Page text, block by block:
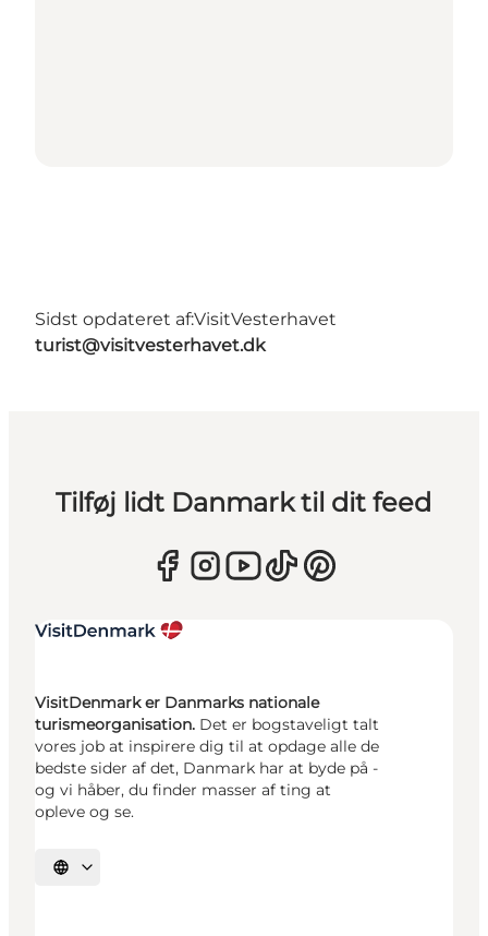
Sidst opdateret af:VisitVesterhavet
turist@visitvesterhavet.dk
Tilføj lidt Danmark til dit feed
VisitDenmark er Danmarks nationale
turismeorganisation. Det er bogstaveligt talt
vores job at inspirere dig til at opdage alle de
bedste sider af det, Danmark har at byde på -
og vi håber, du finder masser af ting at
opleve og se.
Vælg sprog